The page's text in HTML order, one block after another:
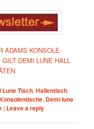
ADAMS KONSOLE-
DEMI LUNE HALL
Lune Tisch,Hallentisch,
, Demi lune
| Leave a reply